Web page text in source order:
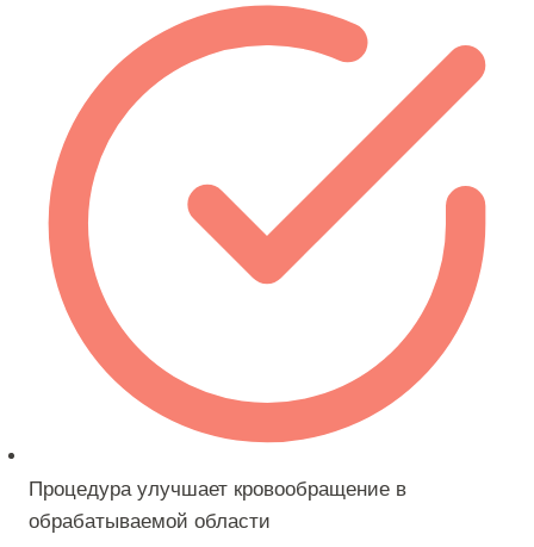
Процедура улучшает кровообращение в
обрабатываемой области